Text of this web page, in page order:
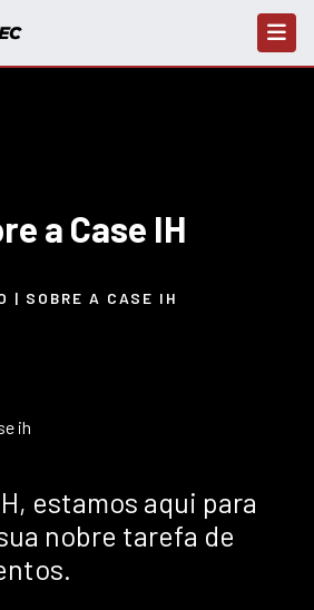
| SOBRE A CASE IH
a Case IH
estamos aqui para
nobre tarefa de